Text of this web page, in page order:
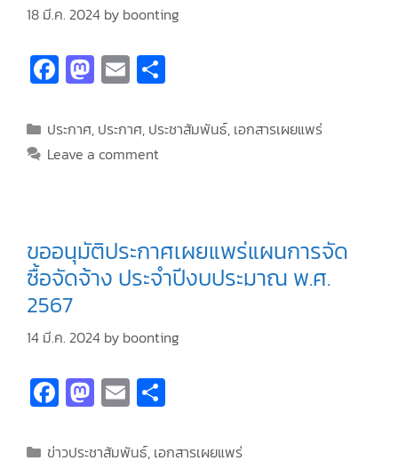
18 มี.ค. 2024 by boonting
Fa
ce
b
o
M
as
to
d
E
m
ai
l
ar
ประกาศ, ประกาศ, ประชาสัมพันธ์, เอกสารเผยแพร่
Leave a comment
ขออนุมัติประกาศเผยแพร่แผนการจัด
ซื้อจัดจ้าง ประจำปีงบประมาณ พ.ศ.
2567
14 มี.ค. 2024 by boonting
Fa
ce
b
M
as
to
E
m
ai ar
ข่าวประชาสัมพันธ์, เอกสารเผยแพร่